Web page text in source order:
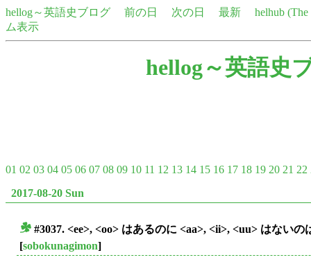
hellog～英語史ブログ 前の日 次の日 最新
helhub
ム表示
hellog～英語史
01 02 03 04 05 06 07 08 09 10 11 12 13 14 15 16 17 18 19 20 21 22
2017-08-20 Sun
#3037. <ee>, <oo> はあるのに <aa>, <ii>, <uu> はないの
[sobokunagimon]